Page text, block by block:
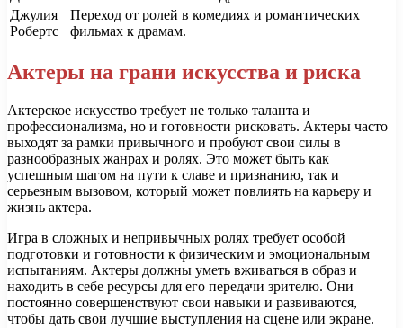
Джулия
Робертс
Переход от ролей в комедиях и романтических
фильмах к драмам.
Актеры на грани искусства и риска
Актерское искусство требует не только таланта и
профессионализма, но и готовности рисковать. Актеры часто
выходят за рамки привычного и пробуют свои силы в
разнообразных жанрах и ролях. Это может быть как
успешным шагом на пути к славе и признанию, так и
серьезным вызовом, который может повлиять на карьеру и
жизнь актера.
Игра в сложных и непривычных ролях требует особой
подготовки и готовности к физическим и эмоциональным
испытаниям. Актеры должны уметь вживаться в образ и
находить в себе ресурсы для его передачи зрителю. Они
постоянно совершенствуют свои навыки и развиваются,
чтобы дать свои лучшие выступления на сцене или экране.